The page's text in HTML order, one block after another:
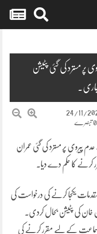
پر مسترد کی گئی پٹیشن
24/11/
پر مسترد کی گئی عمران
کرنے کا حکم دے دیا۔
یکجا کرنے کی درخواست کی
خان کی پٹیشن بحال کردی۔
آفس کو پٹیشن 25 نومبر کو سماعت کے لیے مقرر کرنے کی